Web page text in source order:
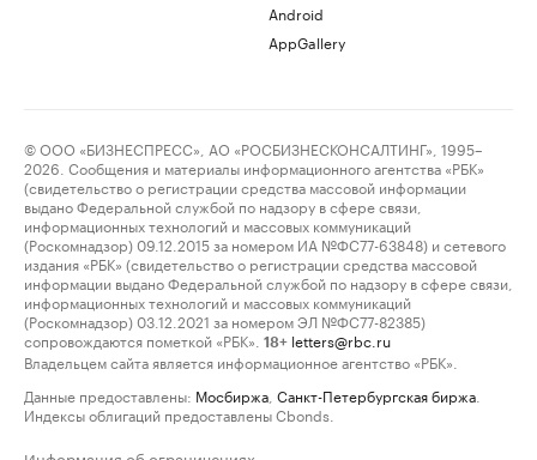
Android
AppGallery
© ООО «БИЗНЕСПРЕСС», АО «РОСБИЗНЕСКОНСАЛТИНГ», 1995–
2026. Сообщения и материалы информационного агентства «РБК»
(свидетельство о регистрации средства массовой информации
выдано Федеральной службой по надзору в сфере связи,
информационных технологий и массовых коммуникаций
(Роскомнадзор) 09.12.2015 за номером ИА №ФС77-63848) и сетевого
издания «РБК» (свидетельство о регистрации средства массовой
информации выдано Федеральной службой по надзору в сфере связи,
информационных технологий и массовых коммуникаций
(Роскомнадзор) 03.12.2021 за номером ЭЛ №ФС77-82385)
сопровождаются пометкой «РБК».
18+ letters@rbc.ru
Владельцем сайта является информационное агентство «РБК».
Данные предоставлены: Мосбиржа Санкт-Петербургская биржа
Индексы облигаций предоставлены Cbonds.